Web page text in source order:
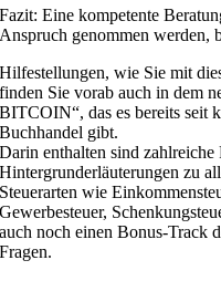
Fazit: Eine kompetente
Anspruch genommen werden,
Hilfestellungen, wie Sie mit
finden Sie vorab auch in dem
BITCOIN“, das es bereits seit
Buchhandel gibt.
Darin enthalten sind
Hintergrunderläuterungen zu
Steuerarten wie
Gewerbesteuer,
auch noch einen Bonus-Track
Fragen.